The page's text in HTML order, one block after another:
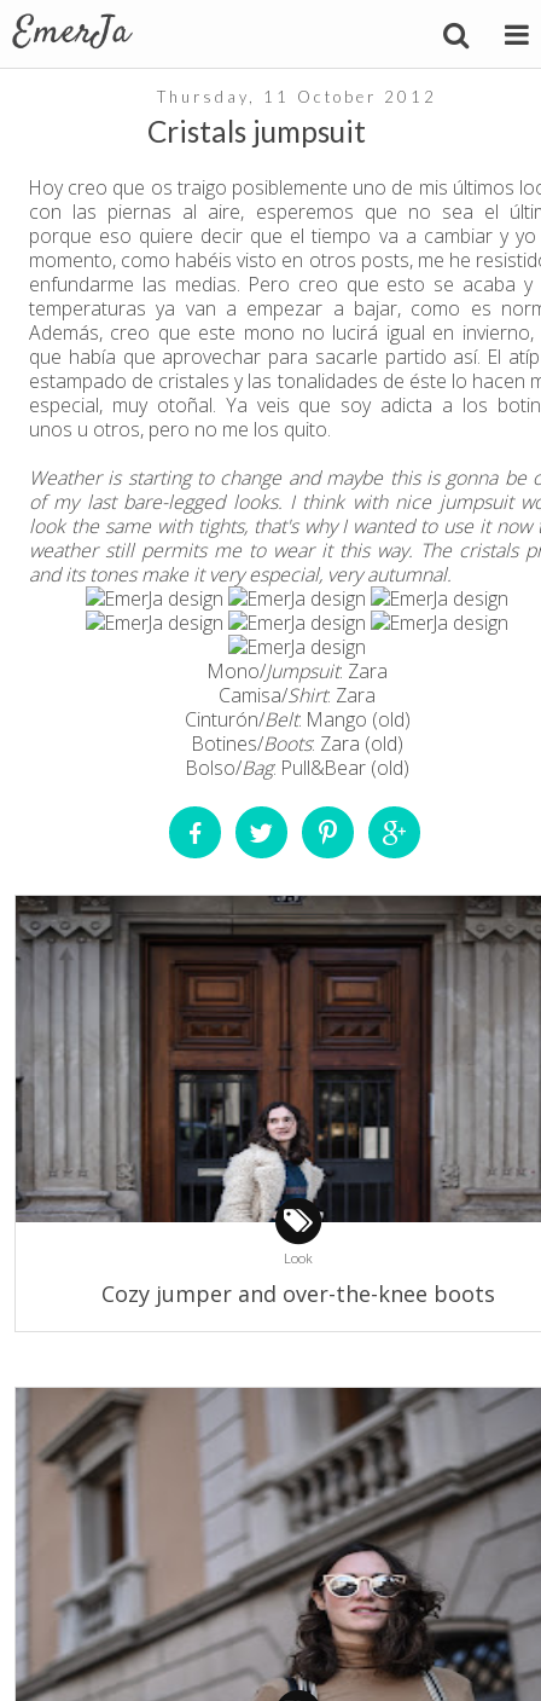
Thursday, 11 October 2012
Cristals jumpsuit
Hoy creo que os traigo posiblemente uno de mis últimos
con las piernas al aire, esperemos que no sea el
porque eso quiere decir que el tiempo va a cambiar y
momento, como habéis visto en otros posts, me he
enfundarme las medias. Pero creo que esto se acaba y
temperaturas ya van a empezar a bajar, como es
Además, creo que este mono no lucirá igual en invierno,
que había que aprovechar para sacarle partido así. El
estampado de cristales y las tonalidades de éste lo hacen
especial, muy otoñal. Ya veis que soy adicta a los
unos u otros, pero no me los quito.
Weather is starting to change and maybe this is gonna be
of my last bare-legged looks. I think with nice jumpsuit
look the same with tights, that's why I wanted to use it now
weather still permits me to wear it this way. The cristals
and its tones make it very especial, very autumnal.
Mono/Jumpsuit: Zara
Camisa/Shirt: Zara
Cinturón/Belt: Mango (old)
Botines/Boots: Zara (old)
Bolso/Bag: Pull&Bear (old)
Look
Cozy jumper and over-the-knee boots